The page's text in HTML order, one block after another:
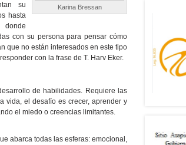
Karina Bressan
su
hasta
donde
con su persona para pensar cómo
que no están interesados en este tipo
con la frase de T. Harv Eker.
de habilidades. Requiere las
vida, el desafío es crecer, aprender y
el miedo o creencias limitantes.
abarca todas las esferas: emocional,